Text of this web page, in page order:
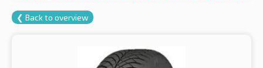
❮ Back to overview